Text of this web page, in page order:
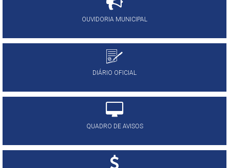
OUVIDORIA MUNICIPAL
DIÁRIO OFICIAL
QUADRO DE AVISOS